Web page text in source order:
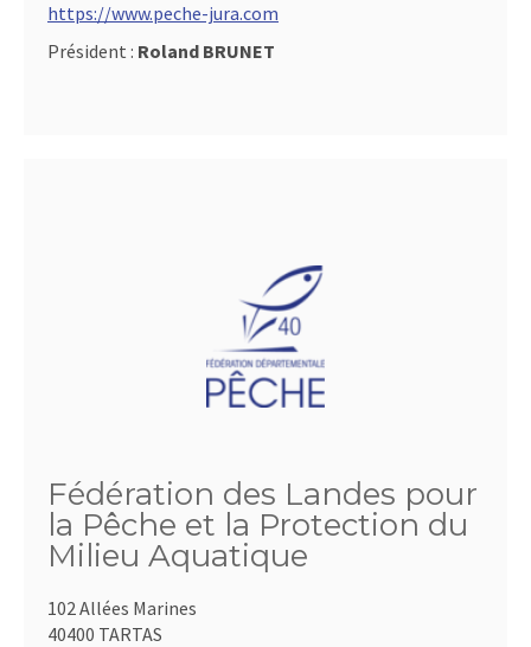
https://www.peche-jura.com
Président : Roland BRUNET
Fédération des Landes pour
la Pêche et la Protection du
Milieu Aquatique
102 Allées Marines
40400 TARTAS